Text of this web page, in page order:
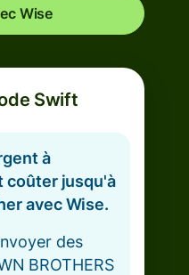
Wise
Swift
à
coûter jusqu'à
avec Wise.
des
BROTHERS